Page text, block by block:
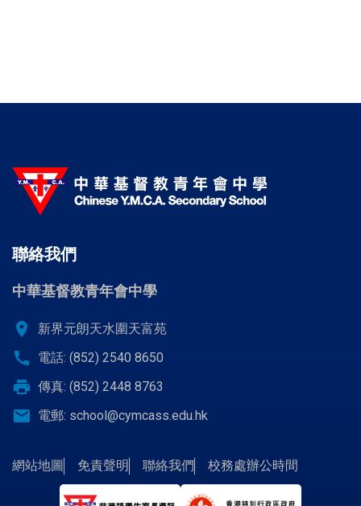
聯絡我們
中華基督教青年會中學
location_on 新界元朗天水圍天富苑
call 電話: (852) 2540 8650
print 傳真: (852) 2448 8763
email 電郵: school@cymcass.edu.hk
網站地圖 免責聲明 聯絡我們 校務處辦公時間